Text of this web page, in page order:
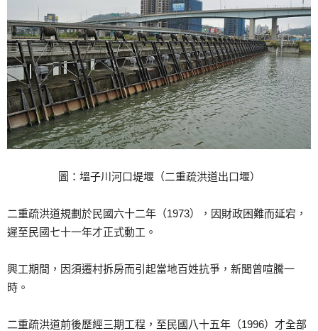
圖：塭子川河口堤堰（二重疏洪道出口堰）
二重疏洪道規劃於民國六十二年（1973），因財政困難而延宕，
遲至民國七十一年才正式動工。
興工期間，因須遷村拆房而引起當地百姓抗爭，新聞曾喧騰一
時。
二重疏洪道前後歷經三期工程，至民國八十五年（1996）才全部